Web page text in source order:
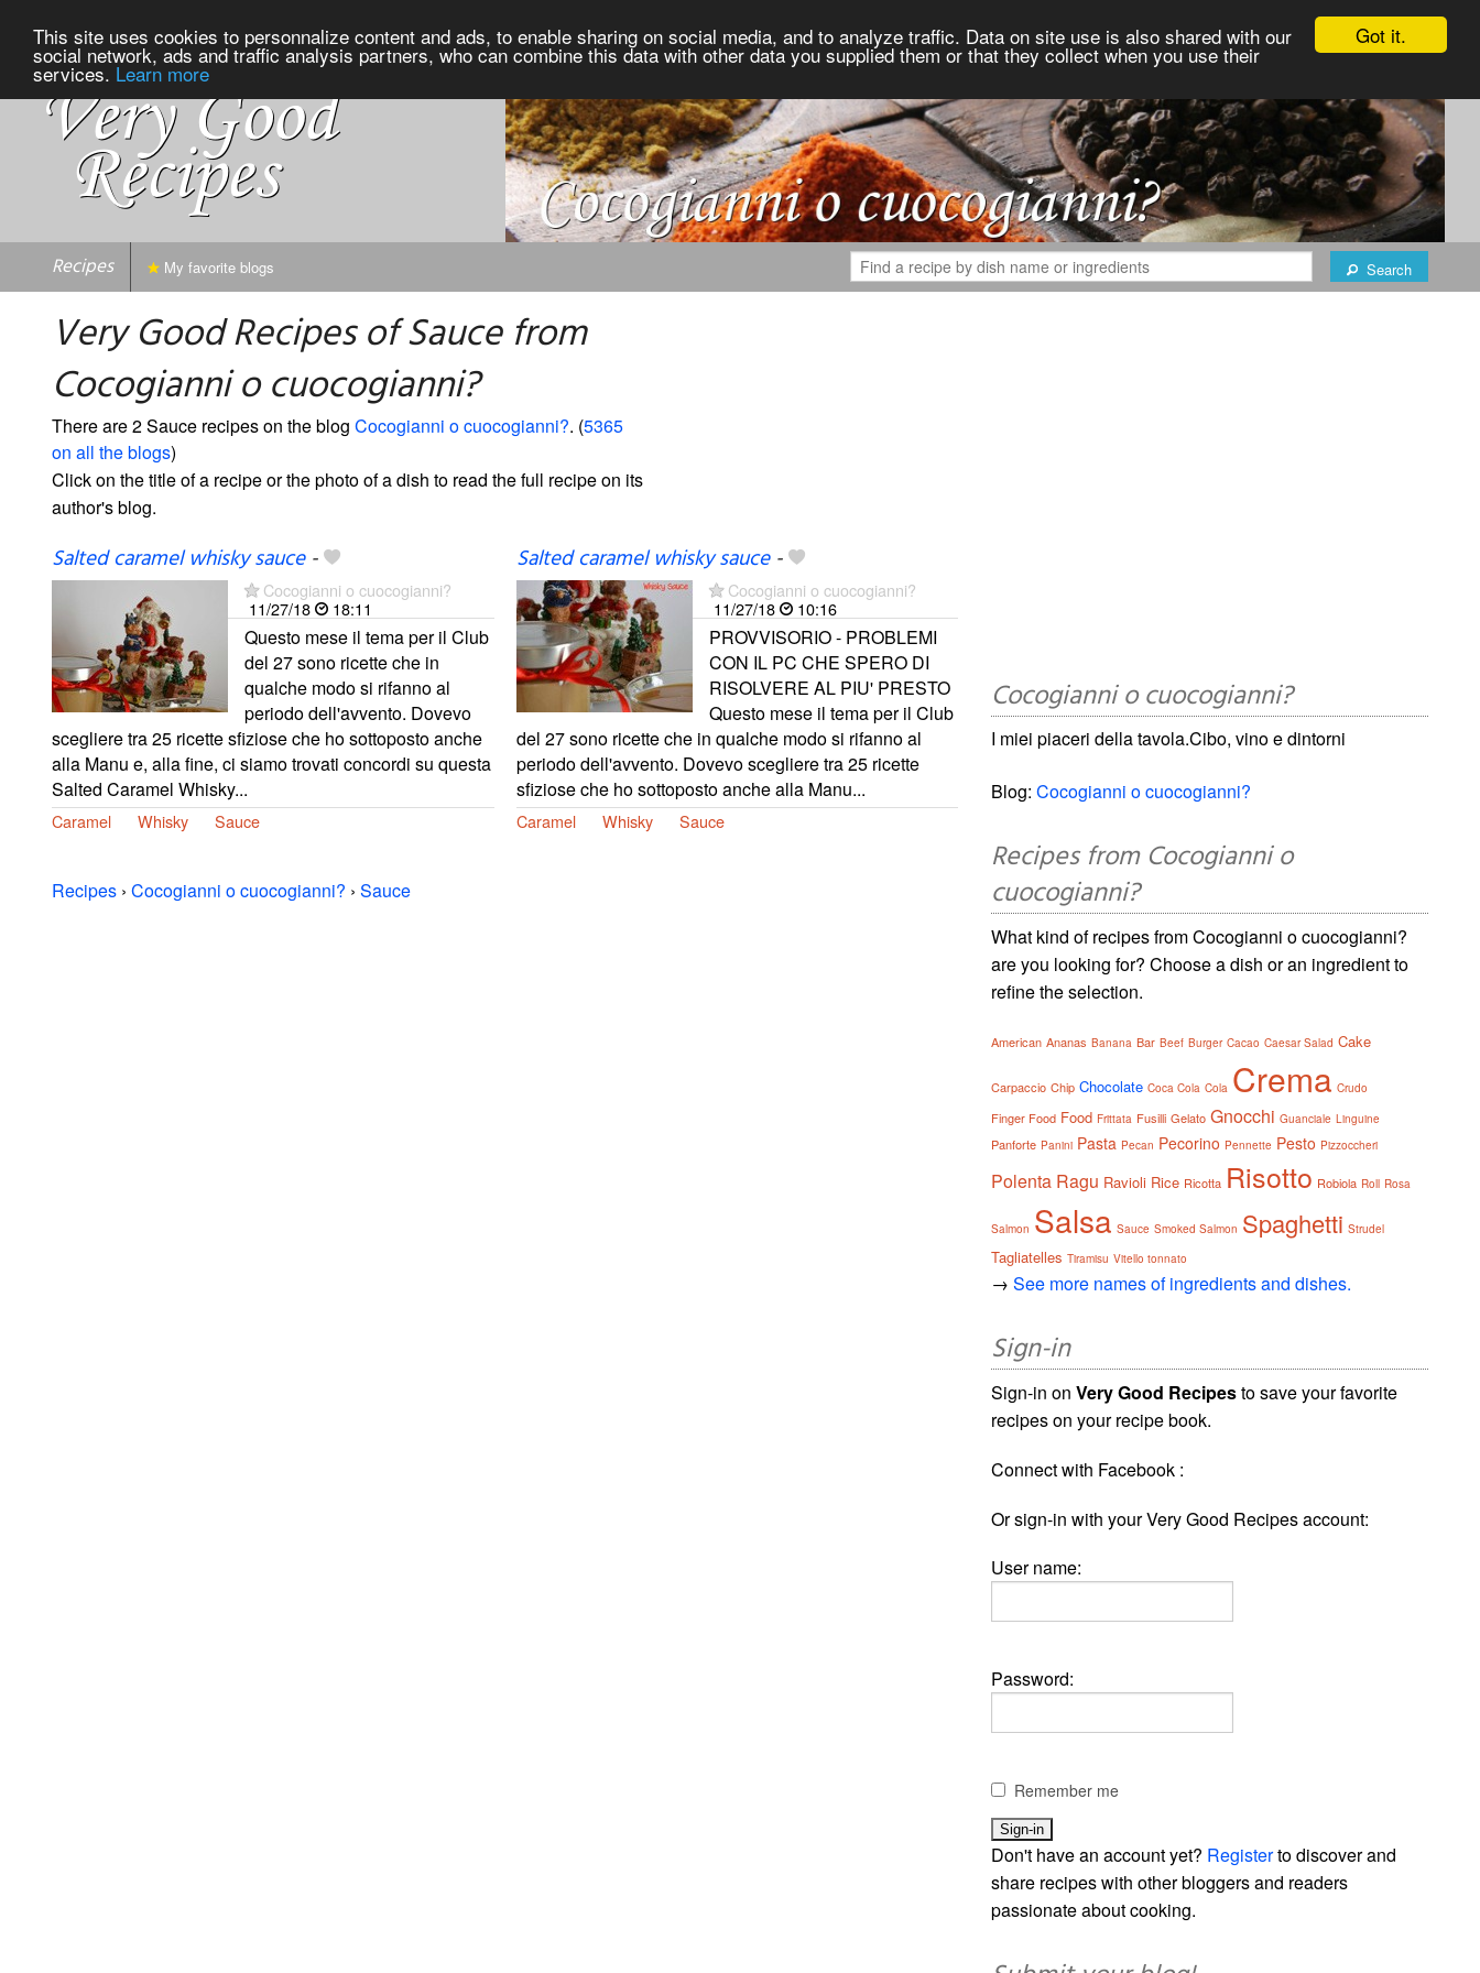
Got it.
This site uses cookies to personnalize content and ads, to enable sharing on social media, and to analyze traffic. Data on site use is also shared with our
social network, ads and traffic analysis partners, who can combine this data with other data you supplied them or that they collect when you use their
services. Learn more
Recipes Search
My favorite blogs
Very Good Recipes of Sauce from
Cocogianni o cuocogianni?
There are 2 Sauce recipes on the blog Cocogianni o cuocogianni?. (5365
on all the blogs)
Click on the title of a recipe or the photo of a dish to read the full recipe on its
author's blog.
Salted caramel whisky sauce-
Cocogianni o cuocogianni?
11/27/18
18:11
Questo mese il tema per il Club
del 27 sono ricette che in
qualche modo si rifanno al
periodo dell'avvento. Dovevo
scegliere tra 25 ricette sfiziose che ho sottoposto anche
alla Manu e, alla fine, ci siamo trovati concordi su questa
Salted Caramel Whisky...
Caramel Whisky Sauce
Salted caramel whisky sauce-
Cocogianni o cuocogianni?
11/27/18
10:16
PROVVISORIO - PROBLEMI
CON IL PC CHE SPERO DI
RISOLVERE AL PIU' PRESTO
Questo mese il tema per il Club
del 27 sono ricette che in qualche modo si rifanno al
periodo dell'avvento. Dovevo scegliere tra 25 ricette
sfiziose che ho sottoposto anche alla Manu...
Caramel Whisky Sauce
Recipes › Cocogianni o cuocogianni? › Sauce
Cocogianni o cuocogianni?
I miei piaceri della tavola.Cibo, vino e dintorni
Blog:Cocogianni o cuocogianni?
Recipes from Cocogianni o
cuocogianni?
What kind of recipes from Cocogianni o cuocogianni?
are you looking for? Choose a dish or an ingredient to
refine the selection.
American Ananas Banana Bar Beef Burger Cacao Caesar Salad Cake
Carpaccio Chip Chocolate Coca Cola Cola Crema Crudo
Finger Food Food Frittata Fusilli Gelato Gnocchi Guanciale Linguine
Panforte Panini Pasta Pecan Pecorino Pennette Pesto Pizzoccheri
Polenta Ragu Ravioli Rice Ricotta Risotto Robiola Roll Rosa
Salmon Salsa Sauce Smoked Salmon Spaghetti Strudel
Tagliatelles Tiramisu Vitello tonnato
→See more names of ingredients and dishes.
Sign-in
Sign-in onVery Good Recipesto save your favorite
recipes on your recipe book.
Connect with Facebook :
Or sign-in with your Very Good Recipes account:
User name:
Password:
Remember me
Don't have an account yet? Registerto discover and
share recipes with other bloggers and readers
passionate about cooking.